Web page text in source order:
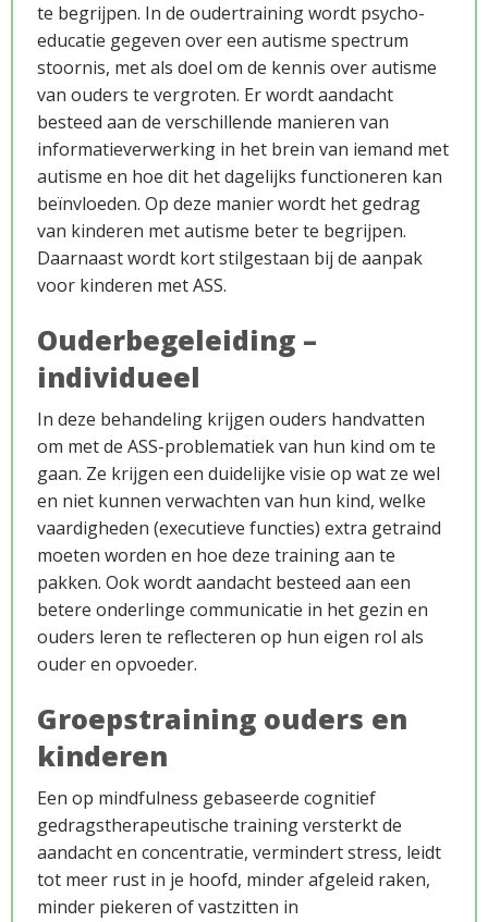
Opleiding
Over ons
te begrijpen. In de oudertraining wordt psycho-
educatie gegeven over een autisme spectrum
stoornis, met als doel om de kennis over autisme
van ouders te vergroten. Er wordt aandacht
besteed aan de verschillende manieren van
informatieverwerking in het brein van iemand met
autisme en hoe dit het dagelijks functioneren kan
beïnvloeden. Op deze manier wordt het gedrag
van kinderen met autisme beter te begrijpen.
Daarnaast wordt kort stilgestaan bij de aanpak
voor kinderen met ASS.
Ouderbegeleiding –
individueel
In deze behandeling krijgen ouders handvatten
om met de ASS-problematiek van hun kind om te
gaan. Ze krijgen een duidelijke visie op wat ze wel
en niet kunnen verwachten van hun kind, welke
vaardigheden (executieve functies) extra getraind
moeten worden en hoe deze training aan te
pakken. Ook wordt aandacht besteed aan een
betere onderlinge communicatie in het gezin en
ouders leren te reflecteren op hun eigen rol als
ouder en opvoeder.
Groepstraining ouders en
kinderen
Een op mindfulness gebaseerde cognitief
gedragstherapeutische training versterkt de
aandacht en concentratie, vermindert stress, leidt
tot meer rust in je hoofd, minder afgeleid raken,
minder piekeren of vastzitten in